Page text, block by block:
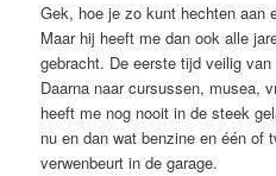
Gek, hoe je zo kunt hechten aan
Maar hij heeft me dan ook alle
gebracht. De eerste tijd veilig
Daarna naar cursussen, musea,
heeft me nog nooit in de steek
nu en dan wat benzine en één of
verwenbeurt in de garage.